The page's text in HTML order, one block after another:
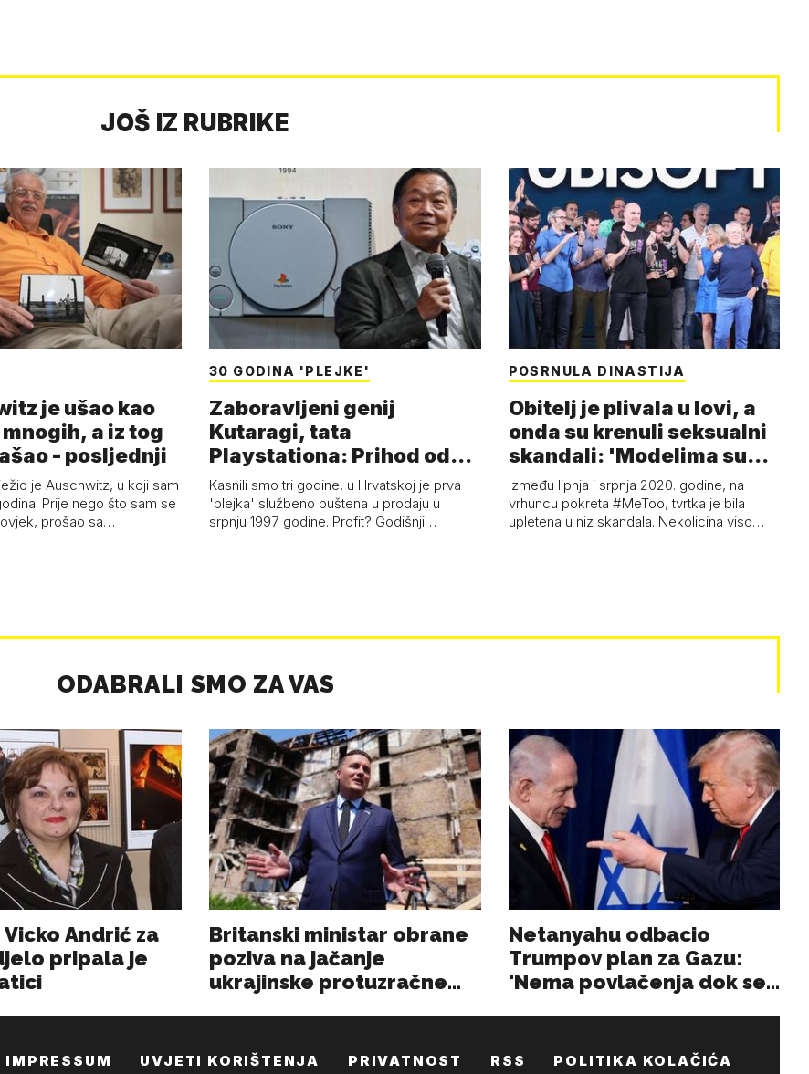
JOŠ IZ RUBRIKE
je ušao kao
a iz tog
- posljednji
je Auschwitz, u koji sam
Prije nego što sam se
prošao sa…
30 GODINA 'PLEJKE'
Zaboravljeni genij
Kutaragi, tata
Playstationa: Prihod od
'plejke' kao hrvatski…
Kasnili smo tri godine, u Hrvatskoj je prva
'plejka' službeno puštena u prodaju u
srpnju 1997. godine. Profit? Godišnji…
POSRNULA DINASTIJA
Obitelj je plivala u lovi, a
onda su krenuli seksualni
skandali: 'Modelima su
s…
Između lipnja i srpnja 2020. godine, na
vrhuncu pokreta #MeToo, tvrtka je bila
upletena u niz skandala. Nekolicina viso…
IMPRESSUM UVJETI KORIŠTENJA PRIVATNOST RSS POLITIKA KOLAČIĆA